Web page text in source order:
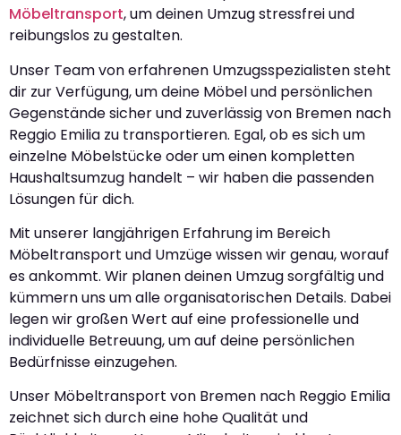
Möbeltransport, um deinen Umzug stressfrei und
reibungslos zu gestalten.
Unser Team von erfahrenen Umzugsspezialisten steht
dir zur Verfügung, um deine Möbel und persönlichen
Gegenstände sicher und zuverlässig von Bremen nach
Reggio Emilia zu transportieren. Egal, ob es sich um
einzelne Möbelstücke oder um einen kompletten
Haushaltsumzug handelt – wir haben die passenden
Lösungen für dich.
Mit unserer langjährigen Erfahrung im Bereich
Möbeltransport und Umzüge wissen wir genau, worauf
es ankommt. Wir planen deinen Umzug sorgfältig und
kümmern uns um alle organisatorischen Details. Dabei
legen wir großen Wert auf eine professionelle und
individuelle Betreuung, um auf deine persönlichen
Bedürfnisse einzugehen.
Unser Möbeltransport von Bremen nach Reggio Emilia
zeichnet sich durch eine hohe Qualität und